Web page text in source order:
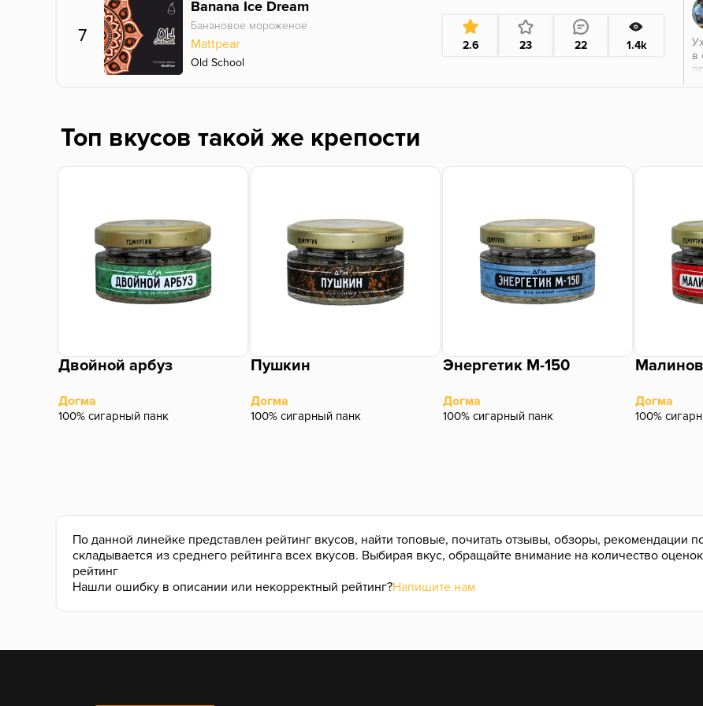
7
Banana Ice Dream
Банановое мороженое
Mattpear
Old School
2.6 23 22 1.4k
в
Топ вкусов такой же крепости
Двойной арбуз
Догма
100% сигарный панк
Пушкин
Догма
100% сигарный панк
Энергетик М-150
Догма
100% сигарный панк
Догма
100%
По данной линейке представлен рейтинг вкусов, найти топовые, почитать отзывы, обзоры, рекомендации
складывается из среднего рейтинга всех вкусов. Выбирая вкус, обращайте внимание на количество
рейтинг
Нашли ошибку в описании или некорректный рейтинг?Напишите нам